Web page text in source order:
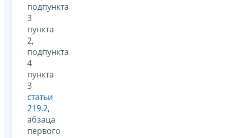
подпункта
3
пункта
2,
подпункта
4
пункта
3
статьи
219.2,
абзаца
первого